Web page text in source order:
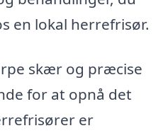
en lokal herrefrisør.
skær og præcise
for at opnå det
er